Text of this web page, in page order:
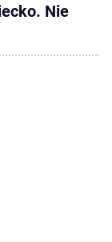
Nie